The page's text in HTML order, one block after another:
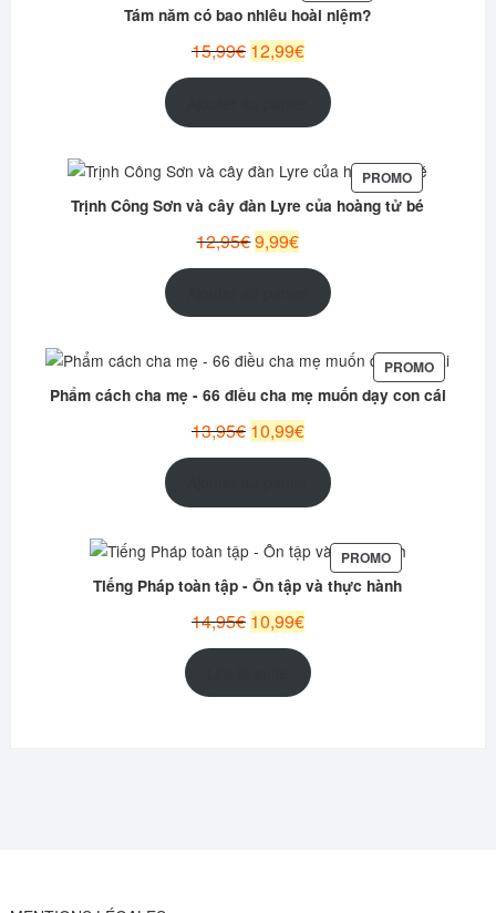
EN
PROMOTION
Tám năm có bao nhiêu hoài niệm?
15,99€ Le
prix
12,99€Le
prix
actuel
est :
PROMOPRODUIT
EN
PROMOTION
Trịnh Công Sơn và cây đàn Lyre của hoàng tử bé
12,95€Le
9,99€Le
actuel
est :
PROMOPRODUIT
EN
Phẩm cách cha mẹ - 66 điều cha mẹ muốn dạy con cái
13,95€ Le
prix
10,99€Le
prix
actuel
est :
PROMOPRODUIT
EN
PROMOTION
Tiếng Pháp toàn tập - Ôn tập và thực hành
14,95€ Le
10,99€Le
actuel
est :